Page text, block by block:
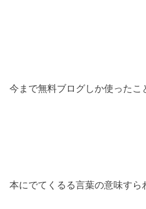
今まで無料ブログしか使ったこ
本にでてくるる言葉の意味すら